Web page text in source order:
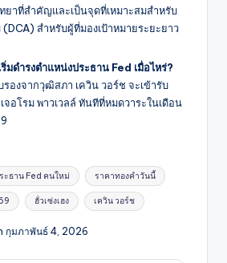
ยาที่สำคัญและเป็นจุดที่เหมาะสมสำหรับ
สำหรับผู้ที่มองเป้าหมายระยะยาว
มดำรงตำแหน่งประธาน Fed เมื่อไหร่?
รองจากวุฒิสภา เควิน วอร์ช จะเข้ารับ
จอโรม พาวเวลล์ ทันทีที่หมดวาระในเดือน
ะธาน Fed คนใหม่ ราคาทองคำวันนี้
ฮั่วเซ่งเฮง เควิน วอร์ช
กุมภาพันธ์ 4, 2026